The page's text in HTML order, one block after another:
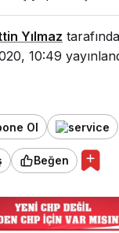
Yılmaz
10:49
Ol
Beğen